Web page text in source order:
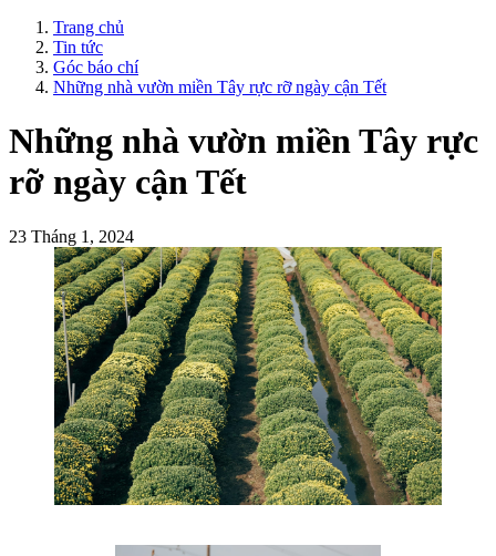
Trang chủ
Tin tức
Góc báo chí
Những nhà vườn miền Tây rực rỡ ngày cận Tết
Những nhà vườn miền Tây rực
rỡ ngày cận Tết
23 Tháng 1, 2024